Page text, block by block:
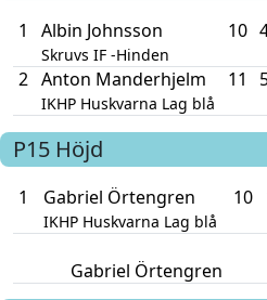
1 Albin Johnsson
Skruvs IF -Hinden
10
2 Anton Manderhjelm
IKHP Huskvarna Lag blå
11
P15 Höjd
1 Gabriel Örtengren
IKHP Huskvarna Lag blå
10
Gabriel Örtengren